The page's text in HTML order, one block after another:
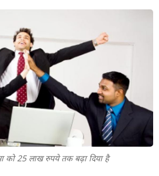
को 25 लाख रुपये तक बढ़ा दिया है